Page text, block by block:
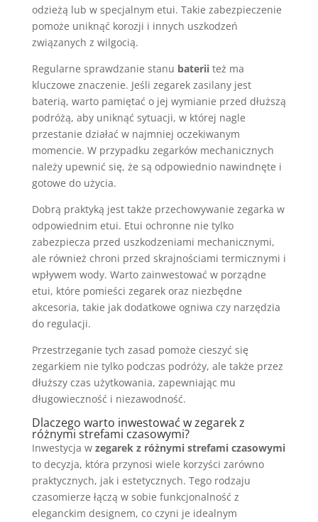
odzieżą lub w specjalnym etui. Takie zabezpieczenie
pomoże uniknąć korozji i innych uszkodzeń
związanych z wilgocią.
Regularne sprawdzanie stanu bateriiteż ma
kluczowe znaczenie. Jeśli zegarek zasilany jest
baterią, warto pamiętać o jej wymianie przed dłuższą
podróżą, aby uniknąć sytuacji, w której nagle
przestanie działać w najmniej oczekiwanym
momencie. W przypadku zegarków mechanicznych
należy upewnić się, że są odpowiednio nawindnęte i
gotowe do użycia.
Dobrą praktyką jest także przechowywanie zegarka w
odpowiednim etui. Etui ochronne nie tylko
zabezpiecza przed uszkodzeniami mechanicznymi,
ale również chroni przed skrajnościami termicznymi i
wpływem wody. Warto zainwestować w porządne
etui, które pomieści zegarek oraz niezbędne
akcesoria, takie jak dodatkowe ogniwa czy narzędzia
do regulacji.
Przestrzeganie tych zasad pomoże cieszyć się
zegarkiem nie tylko podczas podróży, ale także przez
dłuższy czas użytkowania, zapewniając mu
długowieczność i niezawodność.
Dlaczego warto inwestować w zegarek z
różnymi strefami czasowymi?
Inwestycja w zegarek z różnymi strefami czasowymi
to decyzja, która przynosi wiele korzyści zarówno
praktycznych, jak i estetycznych. Tego rodzaju
czasomierze łączą w sobie funkcjonalność z
eleganckim designem, co czyni je idealnym